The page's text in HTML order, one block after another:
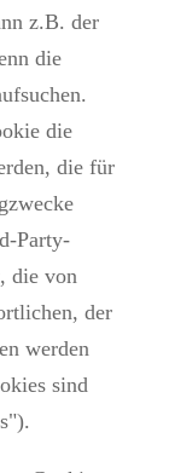
z.B. der
die
die
die für
Party-
die von
der
werden
sind